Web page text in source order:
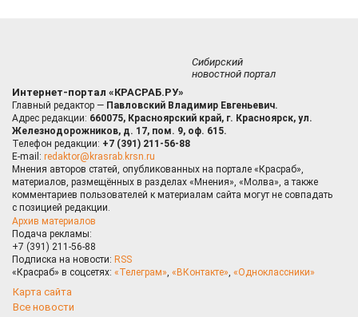
Сибирский
новостной портал
Интернет-портал «КРАСРАБ.РУ»
Главный редактор — Павловский Владимир Евгеньевич.
Адрес редакции: 660075, Красноярский край, г. Красноярск, ул.
Железнодорожников, д. 17, пом. 9, оф. 615.
Телефон редакции: +7 (391) 211-56-88
E-mail: redaktor@krasrab.krsn.ru
Мнения авторов статей, опубликованных на портале «Красраб»,
материалов, размещённых в разделах «Мнения», «Молва», а также
комментариев пользователей к материалам сайта могут не совпадать
с позицией редакции.
Архив материалов
Подача рекламы:
+7 (391) 211-56-88
Подписка на новости: RSS
«Красраб» в соцсетях: «Телеграм», «ВКонтакте», «Одноклассники»
Карта сайта
Все новости